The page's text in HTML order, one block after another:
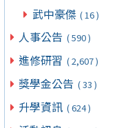
武中豪傑 ( 16 )
人事公告 ( 590 )
進修研習 ( 2,607 )
獎學金公告 ( 33 )
升學資訊 ( 624 )